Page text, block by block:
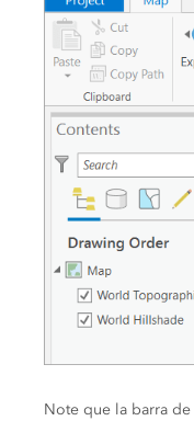
Note que la barra